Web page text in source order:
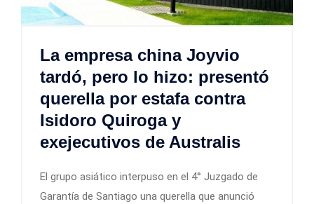
La empresa china Joyvio
tardó, pero lo hizo: presentó
querella por estafa contra
Isidoro Quiroga y
exejecutivos de Australis
El grupo asiático interpuso en el 4° Juzgado de
Garantía de Santiago una querella que anunció